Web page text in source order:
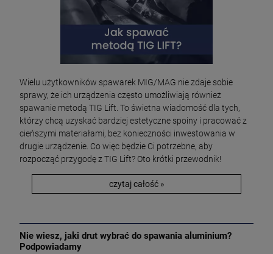
Wielu użytkowników spawarek MIG/MAG nie zdaje sobie
sprawy, że ich urządzenia często umożliwiają również
spawanie metodą TIG Lift. To świetna wiadomość dla tych,
którzy chcą uzyskać bardziej estetyczne spoiny i pracować z
cieńszymi materiałami, bez konieczności inwestowania w
drugie urządzenie. Co więc będzie Ci potrzebne, aby
rozpocząć przygodę z TIG Lift? Oto krótki przewodnik!
czytaj całość »
Nie wiesz, jaki drut wybrać do spawania aluminium?
Podpowiadamy